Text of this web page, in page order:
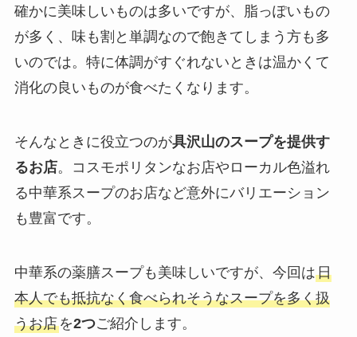
確かに美味しいものは多いですが、脂っぽいもの
が多く、味も割と単調なので飽きてしまう方も多
いのでは。特に体調がすぐれないときは温かくて
消化の良いものが食べたくなります。
そんなときに役立つのが具沢山のスープを提供す
るお店。コスモポリタンなお店やローカル色溢れ
る中華系スープのお店など意外にバリエーション
も豊富です。
中華系の薬膳スープも美味しいですが、今回は日
本人でも抵抗なく食べられそうなスープを多く扱
うお店を2つご紹介します。